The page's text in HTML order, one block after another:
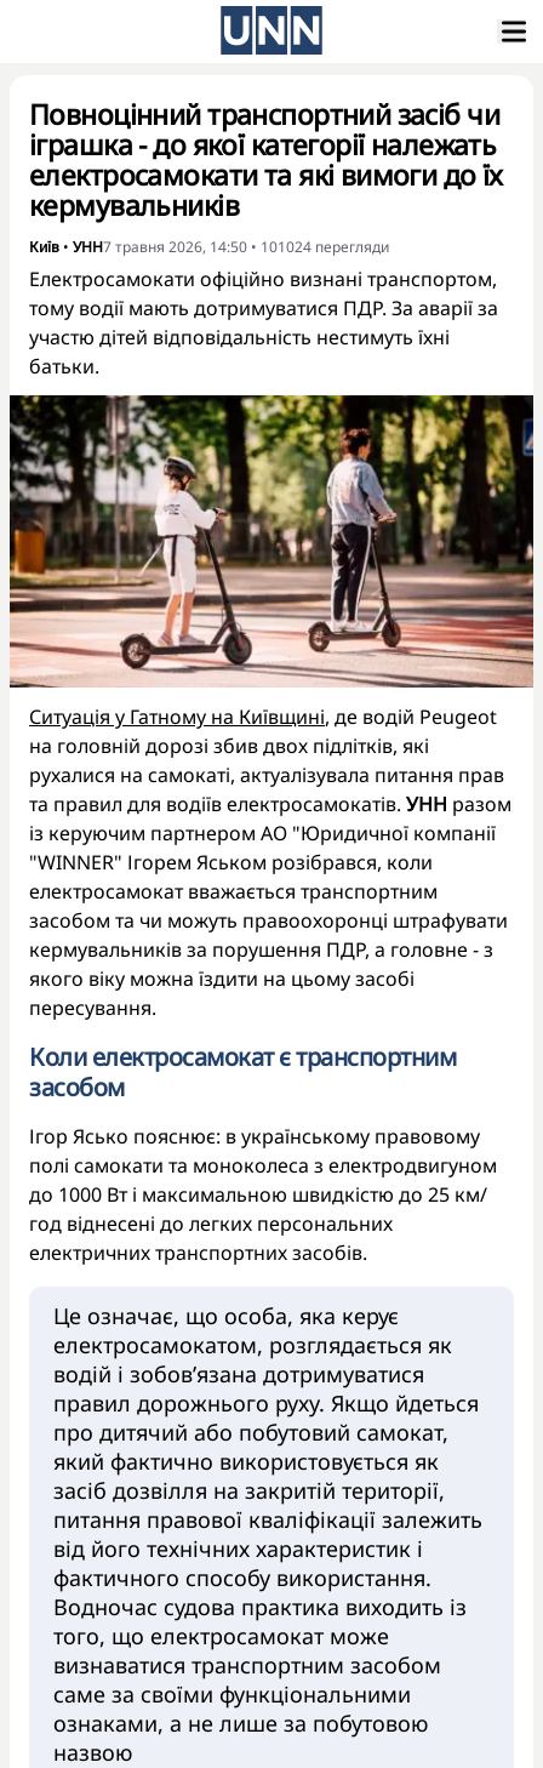
Повноцінний транспортний засіб чи
іграшка - до якої категорії належать
електросамокати та які вимоги до їх
кермувальників
Київ • УНН7 травня 2026, 14:50 • 101024 перегляди
Електросамокати офіційно визнані транспортом,
тому водії мають дотримуватися ПДР. За аварії за
участю дітей відповідальність нестимуть їхні
батьки.
Ситуація у Гатному на Київщині, де водій Peugeot
на головній дорозі збив двох підлітків, які
рухалися на самокаті, актуалізувала питання прав
та правил для водіїв електросамокатів. УНН разом
із керуючим партнером АО "Юридичної компанії
"WINNER" Ігорем Яськом розібрався, коли
електросамокат вважається транспортним
засобом та чи можуть правоохоронці штрафувати
кермувальників за порушення ПДР, а головне - з
якого віку можна їздити на цьому засобі
пересування.
Коли електросамокат є транспортним
засобом
Ігор Ясько пояснює: в українському правовому
полі самокати та моноколеса з електродвигуном
до 1000 Вт і максимальною швидкістю до 25 км/
год віднесені до легких персональних
електричних транспортних засобів.
Це означає, що особа, яка керує
електросамокатом, розглядається як
водій і зобов’язана дотримуватися
правил дорожнього руху. Якщо йдеться
про дитячий або побутовий самокат,
який фактично використовується як
засіб дозвілля на закритій території,
питання правової кваліфікації залежить
від його технічних характеристик і
фактичного способу використання.
Водночас судова практика виходить із
того, що електросамокат може
визнаватися транспортним засобом
саме за своїми функціональними
ознаками, а не лише за побутовою
назвою